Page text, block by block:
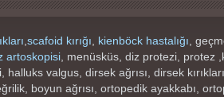
scafoid kırığı kienböck hastalığı ,
artoskopisi , menüsküs, diz protezi, protez
valgus, dirsek ağrısı, dirsek
boyun ağrısı, ortopedik ayakkabı,